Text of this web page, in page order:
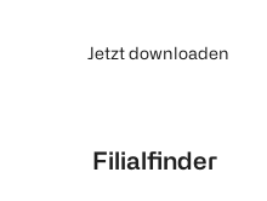
Jetzt downloaden
Filialfinder